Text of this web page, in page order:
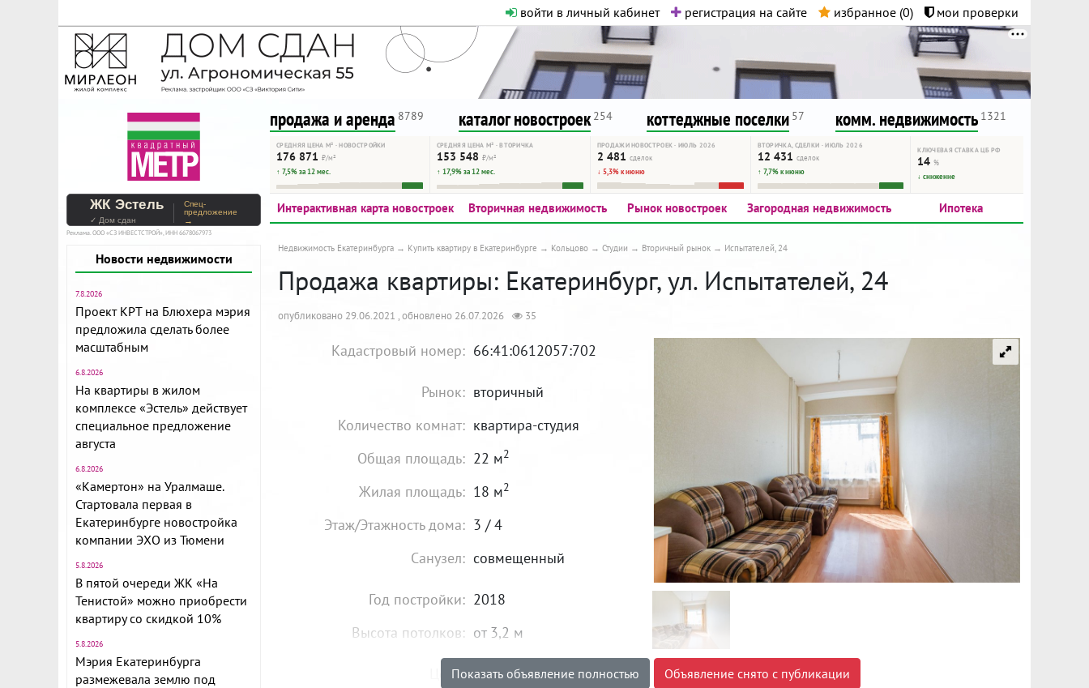
войти в личный кабинет регистрация на сайте избранное (0) мои проверки
На Метре реклама - только нормальная. Никакого шок-контента.
Помогайте независимому ресурсу, как он помогает вам. Удачи!
продажа и аренда 8789 каталог новостроек 254 коттеджные поселки 57 комм. недвижимость 1321
СРЕДНЯЯ ЦЕНА М² · НОВОСТРОЙКИ
176 871 ₽/м²
↑ 7,5% за 12 мес.
СРЕДНЯЯ ЦЕНА М² · ВТОРИЧКА
153 548 ₽/м²
↑ 17,9% за 12 мес.
ПРОДАЖИ НОВОСТРОЕК · ИЮЛЬ 2026
2 481 сделок
↓ 5,3% к июню
ВТОРИЧКА, СДЕЛКИ · ИЮЛЬ 2026
12 431 сделок
↑ 7,7% к июню
КЛЮЧЕВАЯ СТАВКА ЦБ РФ
14%
↓ снижение
ЖК Эстель
✓ Дом сдан
Спец-
предложение
→
Реклама. ООО «СЗ ИНВЕСТСТРОЙ», ИНН 6678067973
Новости недвижимости
7.8.2026
Проект КРТ на Блюхера мэрия
предложила сделать более
масштабным
6.8.2026
На квартиры в жилом
комплексе «Эстель» действует
специальное предложение
августа
6.8.2026
«Камертон» на Уралмаше.
Стартовала первая в
Екатеринбурге новостройка
компании ЭХО из Тюмени
5.8.2026
В пятой очереди ЖК «На
Тенистой» можно приобрести
квартиру со скидкой 10%
5.8.2026
Мэрия Екатеринбурга
размежевала землю под
Интерактивная карта новостроек Вторичная недвижимость Рынок новостроек Загородная недвижимость Ипотека
Недвижимость Екатеринбурга Купить квартиру в Екатеринбурге Кольцово Студии Вторичный рынок Испытателей, 24
Продажа квартиры: Екатеринбург, ул. Испытателей, 24
опубликовано 29.06.2021 , обновлено 26.07.2026 35
Кадастровый номер: 66:41:0612057:702
Рынок: вторичный
Количество комнат: квартира-студия
Общая площадь: 22 м2
Жилая площадь: 18 м2
Этаж/Этажность дома: 3 / 4
Санузел: совмещенный
Год постройки: 2018
Высота потолков: от 3,2 м
Цена: 1 060 000₽
Показать объявление полностью Объявление снято с публикации